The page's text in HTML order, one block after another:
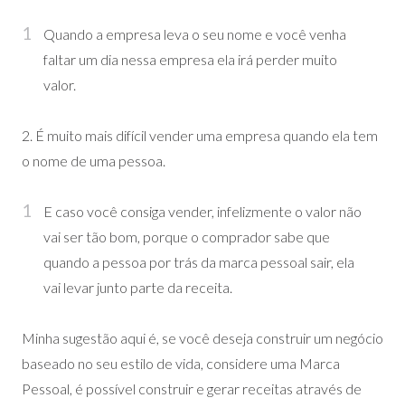
Quando a empresa leva o seu nome e você venha
faltar um dia nessa empresa ela irá perder muito
valor.
2. É muito mais difícil vender uma empresa quando ela tem
o nome de uma pessoa.
E caso você consiga vender, infelizmente o valor não
vai ser tão bom, porque o comprador sabe que
quando a pessoa por trás da marca pessoal sair, ela
vai levar junto parte da receita.
Minha sugestão aqui é, se você deseja construir um negócio
baseado no seu estilo de vida, considere uma Marca
Pessoal, é possível construir e gerar receitas através de